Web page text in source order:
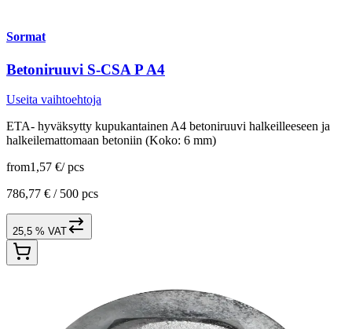
Sormat
Betoniruuvi S-CSA P A4
Useita vaihtoehtoja
ETA- hyväksytty kupukantainen A4 betoniruuvi halkeilleeseen ja
halkeilemattomaan betoniin (Koko: 6 mm)
from1,57 €/ pcs
786,77 € / 500 pcs
25,5 % VAT